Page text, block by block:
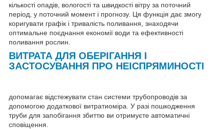
кількості опадів, вологості та швидкості вітру за поточний
період, у поточний момент і прогнозу. Ця функція дає змогу
коригувати графік і тривалість поливання, знаходячи
оптимальне поєднання економії води та ефективності
поливання рослин.
ВИТРАТА ДЛЯ ОБЕРІГАННЯ І
ЗАСТОСУВАННЯ ПРО НЕІСПРЯМИНОСТІ
допомагає відстежувати стан системи трубопроводів за
допомогою додаткової витратиоміра. У разі пошкодження
труби для запобігання збиттю ви отримуєте автоматичні
сповіщення.